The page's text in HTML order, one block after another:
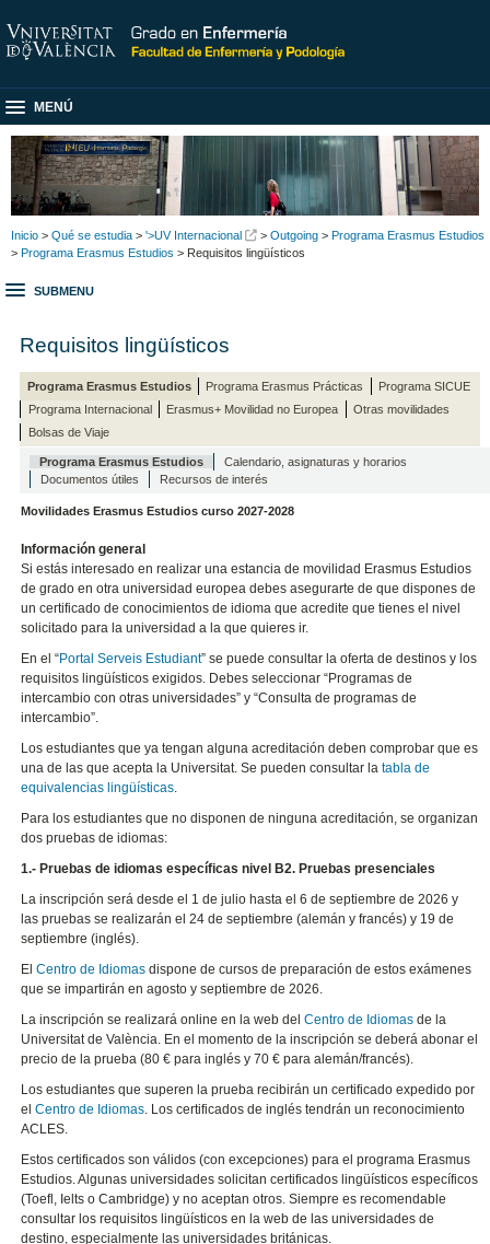
MENÚ
Inicio > Qué se estudia > '>UV Internacional > Outgoing > Programa Erasmus Estudios
> Programa Erasmus Estudios > Requisitos lingüísticos
SUBMENU
Requisitos lingüísticos
Programa Erasmus Estudios Programa Erasmus Prácticas
Programa SICUE
Programa Internacional
Erasmus+ Movilidad no Europea
Otras movilidades
Bolsas de Viaje
Programa Erasmus Estudios
Calendario, asignaturas y horarios
Documentos útiles
Recursos de interés
Movilidades Erasmus Estudios curso 2027-2028
Información general
Si estás interesado en realizar una estancia de movilidad Erasmus Estudios
de grado en otra universidad europea debes asegurarte de que dispones de
un certificado de conocimientos de idioma que acredite que tienes el nivel
solicitado para la universidad a la que quieres ir.
En el “Portal Serveis Estudiant” se puede consultar la oferta de destinos y los
requisitos lingüísticos exigidos. Debes seleccionar “Programas de
intercambio con otras universidades” y “Consulta de programas de
intercambio”.
Los estudiantes que ya tengan alguna acreditación deben comprobar que es
una de las que acepta la Universitat. Se pueden consultar latabla de
equivalencias lingüísticas.
Para los estudiantes que no disponen de ninguna acreditación, se organizan
dos pruebas de idiomas:
1.- Pruebas de idiomas específicas nivel B2. Pruebas presenciales
La inscripción será desde el 1 de julio hasta el 6 de septiembre de 2026 y
las pruebas se realizarán el 24 de septiembre (alemán y francés) y 19 de
septiembre (inglés).
ElCentro de Idiomas dispone de cursos de preparación de estos exámenes
que se impartirán en agosto y septiembre de 2026.
La inscripción se realizará online en la web delCentro de Idiomas de la
Universitat de València. En el momento de la inscripción se deberá abonar el
precio de la prueba (80 € para inglés y 70 € para alemán/francés).
Los estudiantes que superen la prueba recibirán un certificado expedido por
elCentro de Idiomas. Los certificados de inglés tendrán un reconocimiento
ACLES.
Estos certificados son válidos (con excepciones) para el programa Erasmus
Estudios. Algunas universidades solicitan certificados lingüísticos específicos
(Toefl, Ielts o Cambridge) y no aceptan otros. Siempre es recomendable
consultar los requisitos lingüísticos en la web de las universidades de
destino, especialmente las universidades británicas.